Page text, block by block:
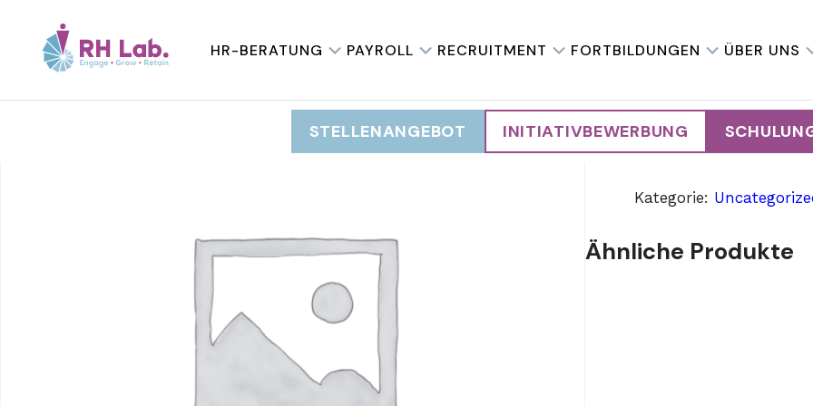
HR-BERATUNG PAYROLL RECRUITMENT FORTBILDUNGEN ÜBER UNS
STELLENANGEBOT INITIATIVBEWERBUNG
24 – Gérer
790,00€
24
son
avec
In den
Kategorie:
Ähnliche Produkte